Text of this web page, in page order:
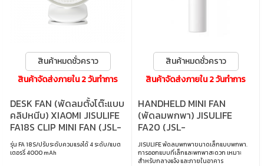
สินค้าหมดชั่วคราว
สินค้าจัดส่งภายใน 2 วันทำการ
DESK FAN (พัดลมตั้งโต๊ะแบบ
คลิปหนีบ) XIAOMI JISULIFE
FA18S CLIP MINI FAN (JSL-
6972154736057) WHITE
รุ่น FA 18S/ปรับระดับควมแรงได้ 4 ระดับ/แบต
เตอรรี่ 4000 mAh
สินค้าหมดชั่วคราว
สินค้าจัดส่งภายใน 2 วันทำการ
HANDHELD MINI FAN
(พัดลมพกพา) JISULIFE
FA20 (JSL-
6972154734787) - WHITE
JISULIFE พัดลมพกพาขนาดเล็กแบบพกพา.
การออกแบบที่เล็กและพกพาสะดวก เหมาะ
สำหรับกลางแจ้ง และภายในอาคาร